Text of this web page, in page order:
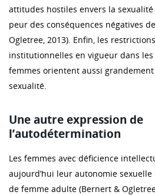
attitudes hostiles envers la
peur des conséquences négatives
Ogletree, 2013). Enfin, les
institutionnelles en vigueur dans les
femmes orientent aussi
sexualité.
Une autre expression de
l’autodétermination
Les femmes avec déficience
aujourd’hui leur autonomie
de femme adulte (Bernert &